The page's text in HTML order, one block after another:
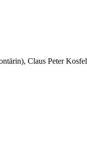
Claus Peter